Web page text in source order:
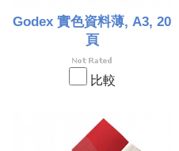
Godex 實色資料薄, A3, 20
頁
比較